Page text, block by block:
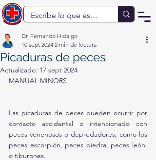
Picaduras de peces
Dr. Fernando Hidalgo
10 sept 2024 2 min de lectura
Actualizado: 17 sept 2024
MANUAL MINORS
Las picaduras de peces pueden ocurrir por
contacto accidental o intencionado con
peces venenosos o depredadores, como los
peces escorpión, peces piedra, peces león,
o tiburones.